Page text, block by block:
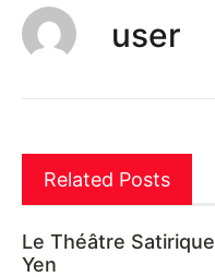
user
Related Posts
Le Théâtre
Yen